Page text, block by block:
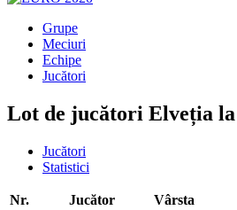
Grupe
Meciuri
Echipe
Jucători
Lot de jucători Elveția la
Jucători
Statistici
Nr. Jucător Vârsta